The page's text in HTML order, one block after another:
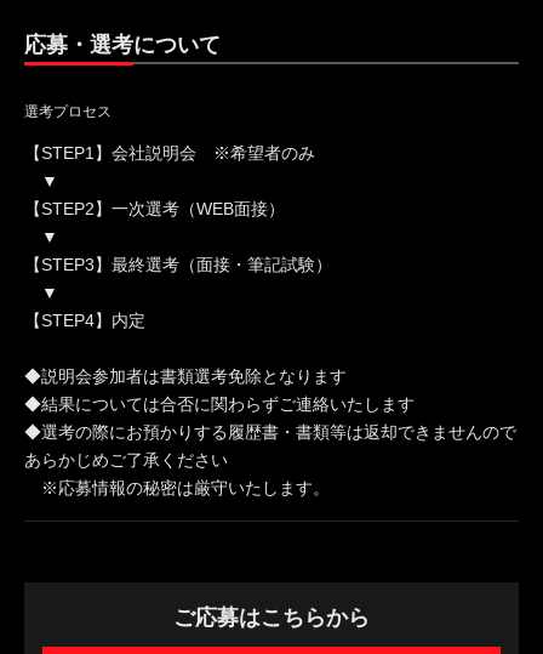
応募・選考について
選考プロセス
【STEP1】会社説明会 ※希望者のみ
▼
【STEP2】一次選考（WEB面接）
▼
【STEP3】最終選考（面接・筆記試験）
▼
【STEP4】内定
◆説明会参加者は書類選考免除となります
◆結果については合否に関わらずご連絡いたします
◆選考の際にお預かりする履歴書・書類等は返却できませんので
あらかじめご了承ください
※応募情報の秘密は厳守いたします。
ご応募はこちらから